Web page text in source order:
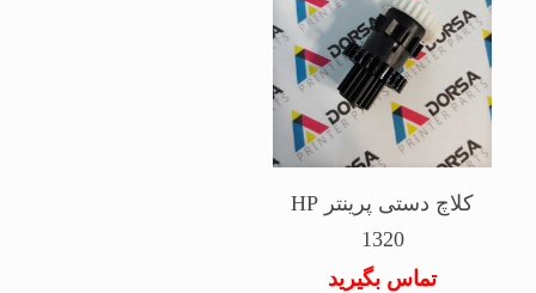
کلاچ دستی پرینتر HP
1320
تماس بگیرید